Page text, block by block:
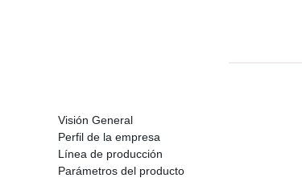
Visión General
Perfil de la empresa
Línea de producción
Parámetros del producto